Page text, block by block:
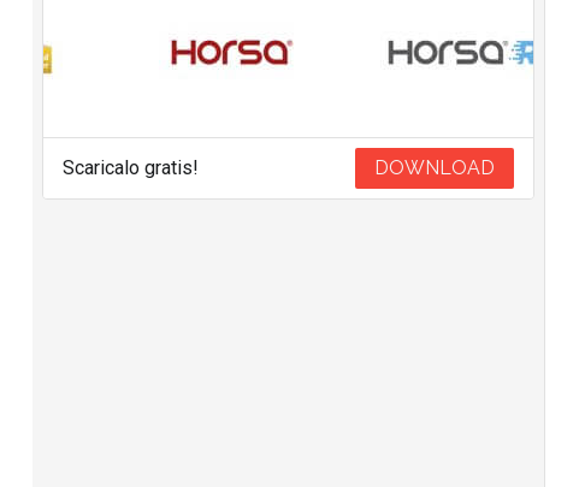
Scaricalo gratis! DOWNLOAD